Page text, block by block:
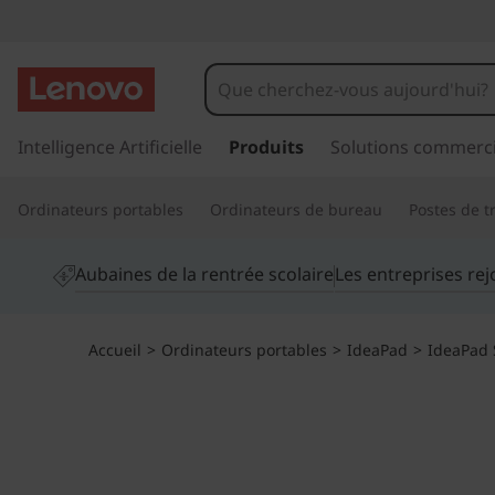
d
n
a
e
Intelligence Artificielle Produits Solutions
Ordinateurs portables Ordinateurs de bureau Postes de
Aubaines de la rentrée scolaireLes entreprises
Accueil > Ordinateurs portables > IdeaPad > IdeaPad